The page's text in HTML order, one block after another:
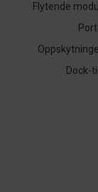
Flytende
Dock-